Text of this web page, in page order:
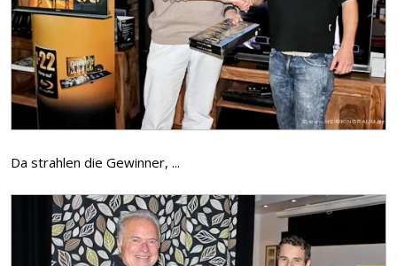
Da strahlen die Gewinner, ...